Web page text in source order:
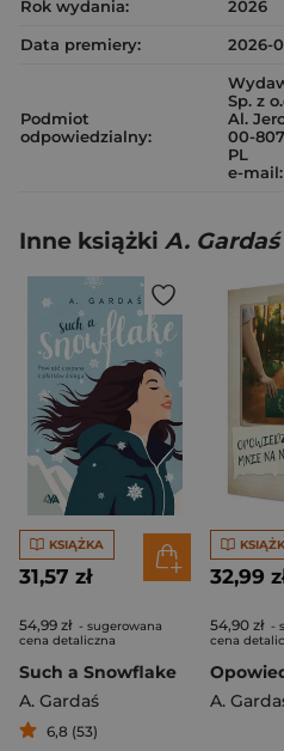
Rok wydania:
2026
Data premiery:
2026-
Podmiot
odpowiedzialny:
Sp. z
Al.
00-807
PL
e-mail:
Inne książki A. Gardaś
KSIĄŻKA
31,57 zł
54,99 zł - sugerowana
cena detaliczna
Such a Snowflake
A. Gardaś
6,8 (53)
32,99
54,90 zł -
cena
A.